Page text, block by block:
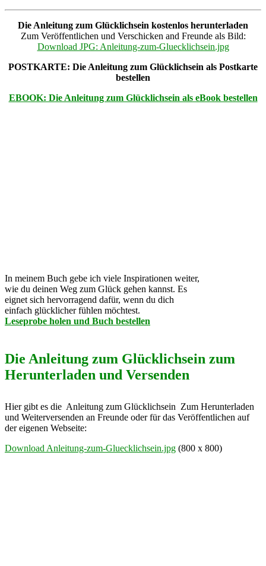
Die Anleitung zum Glücklichsein kostenlos herunterladen
Zum Veröffentlichen und Verschicken and Freunde als Bild:
Download JPG: Anleitung-zum-Gluecklichsein.jpg
POSTKARTE: Die Anleitung zum Glücklichsein als Postkarte
bestellen
EBOOK: Die Anleitung zum Glücklichsein als eBook bestellen
In meinem Buch gebe ich viele Inspirationen weiter,
wie du deinen Weg zum Glück gehen kannst. Es
eignet sich hervorragend dafür, wenn du dich
einfach glücklicher fühlen möchtest.
Leseprobe holen und Buch bestellen
Die Anleitung zum Glücklichsein zum
Herunterladen und Versenden
Hier gibt es die Anleitung zum Glücklichsein Zum Herunterladen
und Weiterversenden an Freunde oder für das Veröffentlichen auf
der eigenen Webseite:
Download Anleitung-zum-Gluecklichsein.jpg (800 x 800)